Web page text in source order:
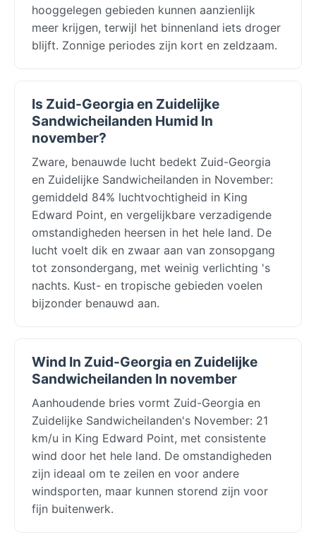
hooggelegen gebieden kunnen aanzienlijk
meer krijgen, terwijl het binnenland iets droger
blijft. Zonnige periodes zijn kort en zeldzaam.
Is Zuid-Georgia en Zuidelijke
Sandwicheilanden Humid In
november?
Zware, benauwde lucht bedekt Zuid-Georgia
en Zuidelijke Sandwicheilanden in November:
gemiddeld 84% luchtvochtigheid in King
Edward Point, en vergelijkbare verzadigende
omstandigheden heersen in het hele land. De
lucht voelt dik en zwaar aan van zonsopgang
tot zonsondergang, met weinig verlichting 's
nachts. Kust- en tropische gebieden voelen
bijzonder benauwd aan.
Wind In Zuid-Georgia en Zuidelijke
Sandwicheilanden In november
Aanhoudende bries vormt Zuid-Georgia en
Zuidelijke Sandwicheilanden's November: 21
km/u in King Edward Point, met consistente
wind door het hele land. De omstandigheden
zijn ideaal om te zeilen en voor andere
windsporten, maar kunnen storend zijn voor
fijn buitenwerk.